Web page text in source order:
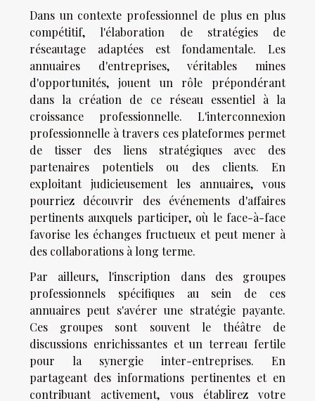
Dans un contexte professionnel de plus en plus
compétitif, l'élaboration de stratégies de
réseautage adaptées est fondamentale. Les
annuaires d'entreprises, véritables mines
d'opportunités, jouent un rôle prépondérant
dans la création de ce réseau essentiel à la
croissance professionnelle. L'interconnexion
professionnelle à travers ces plateformes permet
de tisser des liens stratégiques avec des
partenaires potentiels ou des clients. En
exploitant judicieusement les annuaires, vous
pourriez découvrir des événements d'affaires
pertinents auxquels participer, où le face-à-face
favorise les échanges fructueux et peut mener à
des collaborations à long terme.
Par ailleurs, l'inscription dans des groupes
professionnels spécifiques au sein de ces
annuaires peut s'avérer une stratégie payante.
Ces groupes sont souvent le théâtre de
discussions enrichissantes et un terreau fertile
pour la synergie inter-entreprises. En
partageant des informations pertinentes et en
contribuant activement, vous établirez votre